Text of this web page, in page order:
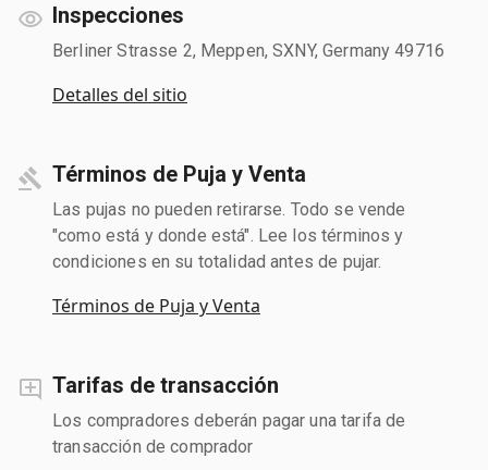
Inspecciones
Berliner Strasse 2, Meppen, SXNY, Germany 49716
Detalles del sitio
Términos de Puja y Venta
Las pujas no pueden retirarse. Todo se vende
"como está y donde está". Lee los términos y
condiciones en su totalidad antes de pujar.
Términos de Puja y Venta
Tarifas de transacción
Los compradores deberán pagar una tarifa de
transacción de comprador